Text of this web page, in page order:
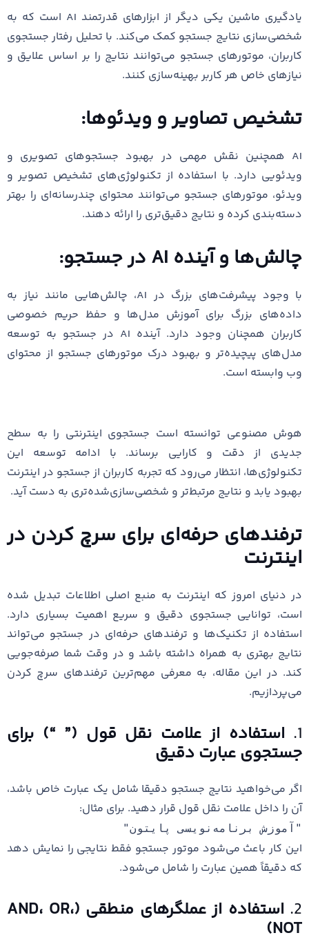
یادگیری ماشین یکی دیگر از ابزارهای قدرتمند AI است که به
شخصی‌سازی نتایج جستجو کمک می‌کند. با تحلیل رفتار جستجوی
کاربران، موتورهای جستجو می‌توانند نتایج را بر اساس علایق و
نیازهای خاص هر کاربر بهینه‌سازی کنند.
تشخیص تصاویر و ویدئوها:
AI همچنین نقش مهمی در بهبود جستجوهای تصویری و
ویدئویی دارد. با استفاده از تکنولوژی‌های تشخیص تصویر و
ویدئو، موتورهای جستجو می‌توانند محتوای چندرسانه‌ای را بهتر
دسته‌بندی کرده و نتایج دقیق‌تری را ارائه دهند.
چالش‌ها و آینده AI در جستجو:
با وجود پیشرفت‌های بزرگ در AI، چالش‌هایی مانند نیاز به
داده‌های بزرگ برای آموزش مدل‌ها و حفظ حریم خصوصی
کاربران همچنان وجود دارد. آینده AI در جستجو به توسعه
مدل‌های پیچیده‌تر و بهبود درک موتورهای جستجو از محتوای
وب وابسته است.
هوش مصنوعی توانسته است جستجوی اینترنتی را به سطح
جدیدی از دقت و کارایی برساند. با ادامه توسعه این
تکنولوژی‌ها، انتظار می‌رود که تجربه کاربران از جستجو در اینترنت
بهبود یابد و نتایج مرتبط‌تر و شخصی‌سازی‌شده‌تری به دست آید.
ترفندهای حرفه‌ای برای سرچ کردن در
اینترنت
در دنیای امروز که اینترنت به منبع اصلی اطلاعات تبدیل شده
است، توانایی جستجوی دقیق و سریع اهمیت بسیاری دارد.
استفاده از تکنیک‌ها و ترفندهای حرفه‌ای در جستجو می‌تواند
نتایج بهتری به همراه داشته باشد و در وقت شما صرفه‌جویی
کند. در این مقاله، به معرفی مهم‌ترین ترفندهای سرچ کردن
می‌پردازیم.
1. استفاده از علامت نقل قول (” “) برای
جستجوی عبارت دقیق
اگر می‌خواهید نتایج جستجو دقیقا شامل یک عبارت خاص باشد،
آن را داخل علامت نقل قول قرار دهید. برای مثال:
"آموزش برنامه‌نویسی پایتون"
این کار باعث می‌شود موتور جستجو فقط نتایجی را نمایش دهد
که دقیقاً همین عبارت را شامل می‌شود.
2. استفاده از عملگرهای منطقی (AND، OR،
NOT)